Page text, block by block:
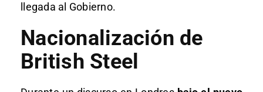
llegada al Gobierno.
Nacionalización de
British Steel